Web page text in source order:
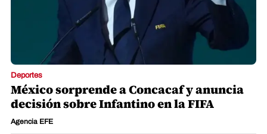
Deportes
México sorprende a Concacaf y anuncia
decisión sobre Infantino en la FIFA
Agencia EFE